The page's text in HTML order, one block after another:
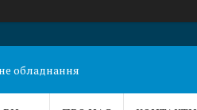
обладнання